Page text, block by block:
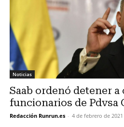
Noticias
Saab ordenó detener a
funcionarios de Pdvsa
Redacción Runrun.es - 4 de febrero de 2021